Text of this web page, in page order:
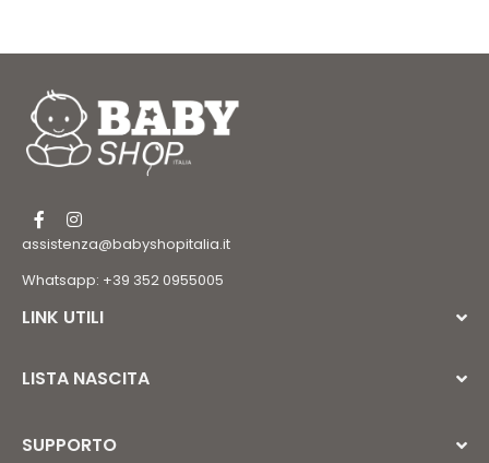
assistenza@babyshopitalia.it
Whatsapp: +39 352 0955005
LINK UTILI
LISTA NASCITA
SUPPORTO